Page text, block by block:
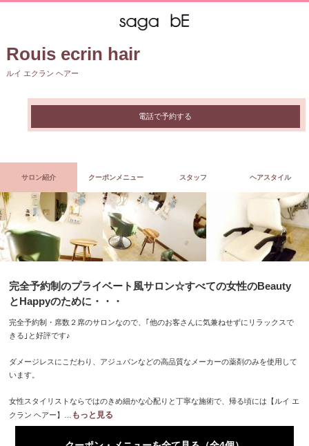
Rouis ecrin hair
ルイ エクラン ヘアー
電話で予約する
サロン紹介 クーポンメニュー スタッフ ヘアスタイル
完全予約制のプライベート風サロン☆すべての女性のBeauty
とHappyのために・・・
完全予約制・席数２席のサロンなので、｢他のお客さんに気兼ねせずにリラックスで
きる｣と好評です♪
ダメージレスにこだわり、アジュバンなどの高品質なメーカーの薬剤のみを使用して
います。
女性スタイリストならではのきめ細かな心配りと丁寧な施術で、帰る頃には【ルイ エ
クラン ヘアー】
もっと見る